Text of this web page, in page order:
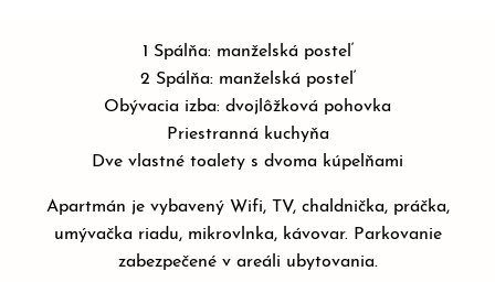
1 Spálňa: manželská posteľ
2 Spálňa: manželská posteľ
Obývacia izba: dvojlôžková pohovka
Priestranná kuchyňa
Dve vlastné toalety s dvoma kúpelňami
Apartmán je vybavený Wifi, TV, chaldnička, práčka,
umývačka riadu, mikrovlnka, kávovar. Parkovanie
zabezpečené v areáli ubytovania.